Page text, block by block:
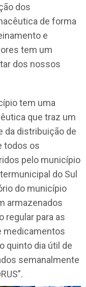
dos
de forma
e
tem um
dos nossos
tem uma
que traz um
da distribuição de
todos os
pelo município
do Sul
do município
armazenados
regular para as
medicamentos
quinto dia útil de
semanalmente